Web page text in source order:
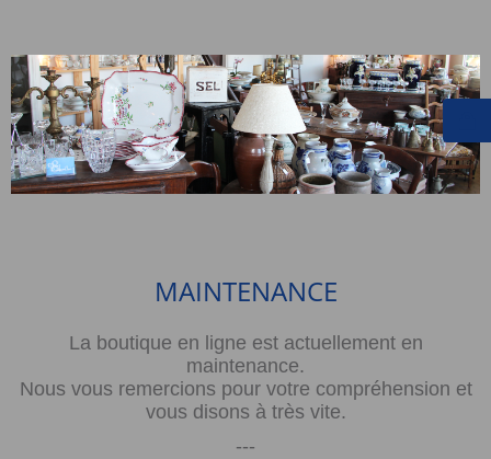
MAINTENANCE
La boutique en ligne est actuellement en
maintenance.
Nous vous remercions pour votre compréhension et
vous disons à très vite.
---